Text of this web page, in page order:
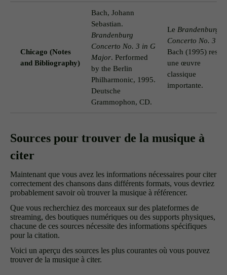
Chicago (Notes
and Bibliography)
Bach, Johann
Sebastian.
Brandenburg
Concerto No. 3 in G
Major. Performed
by the Berlin
Philharmonic, 1995.
Deutsche
Grammophon, CD.
Le Brandenburg
Concerto No. 3
Bach (1995) reste
une œuvre
classique
importante.
Sources pour trouver de la musique à
citer
Maintenant que vous avez les informations nécessaires pour citer
correctement des chansons dans différents formats, vous devriez
probablement savoir où trouver la musique à référencer.
Que vous recherchiez des morceaux sur des plateformes de
streaming, des boutiques numériques ou des supports physiques,
chacune de ces sources nécessite des informations spécifiques
pour la citation.
Voici un aperçu des sources les plus courantes où vous pouvez
trouver de la musique à citer.